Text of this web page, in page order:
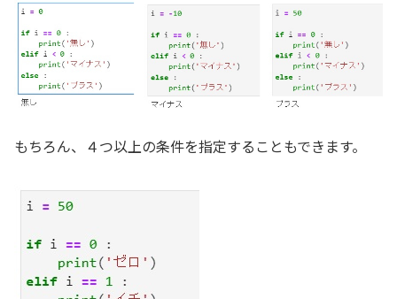
もちろん、４つ以上の条件を指定することもできます。